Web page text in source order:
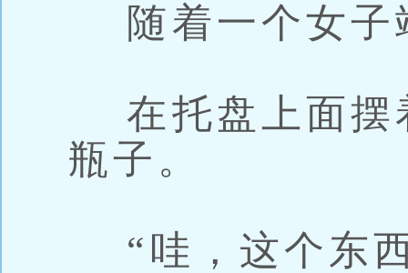
随着一个女子
在托盘上面摆
瓶子。
“哇，这个东